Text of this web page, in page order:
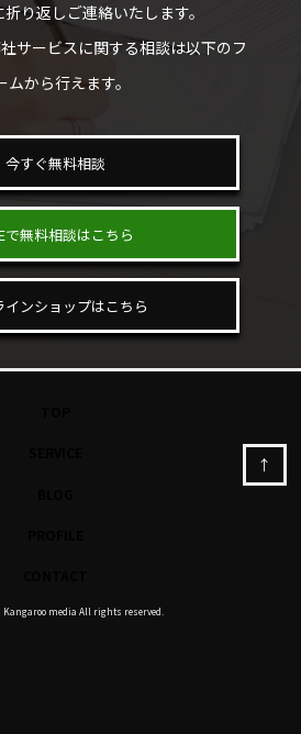
り返しご連絡いたします。
サービスに関する相談は以下のフ
ムから行えます。
今すぐ無料相談
で無料相談はこちら
インショップはこちら
Kangaroo media All rights reserved.
↑